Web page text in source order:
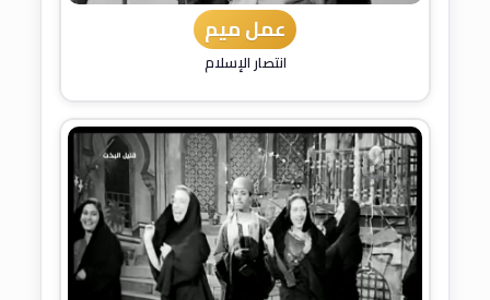
عمل ميم
انتصار الإسلام